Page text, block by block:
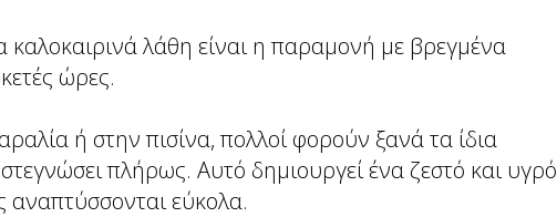
λάθη είναι η παραμονή με βρεγμένα
ώρες.
ή στην πισίνα, πολλοί φορούν ξανά τα ίδια
πλήρως. Αυτό δημιουργεί ένα ζεστό και υγρό
αναπτύσσονται εύκολα.